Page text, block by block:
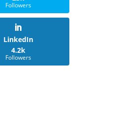
Followers
LinkedIn
4.2k
Followers